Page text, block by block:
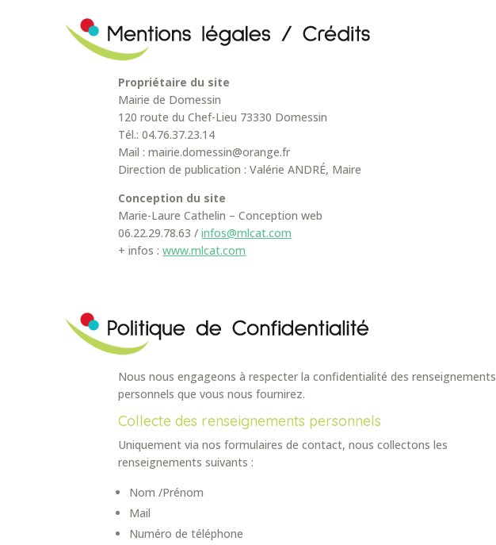
Propriétaire du site
Mairie de Domessin
120 route du Chef-Lieu 73330 Domessin
Tél.: 04.76.37.23.14
Mail : mairie.domessin@orange.fr
Direction de publication : Valérie ANDRÉ, Maire
Conception du site
Marie-Laure Cathelin – Conception web
06.22.29.78.63 /infos@mlcat.com
+ infos :www.mlcat.com
Nous nous engageons à respecter la confidentialité des renseignements
personnels que vous nous fournirez.
Collecte des renseignements personnels
Uniquement via nos formulaires de contact, nous collectons les
renseignements suivants :
Nom /Prénom
Mail
Numéro de téléphone